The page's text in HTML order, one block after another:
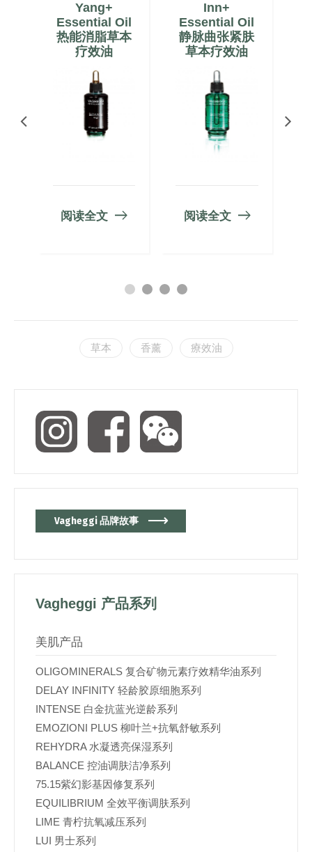
Yang+
Essential Oil
热能消脂草本
疗效油
阅读全文
Inn+
Essential Oil
静脉曲张紧肤
草本疗效油
阅读全文
草本 香薰 療效油
Vagheggi 品牌故事
Vagheggi 产品系列
美肌产品
OLIGOMINERALS 复合矿物元素疗效精华油系列
DELAY INFINITY 轻龄胶原细胞系列
INTENSE 白金抗蓝光逆龄系列
EMOZIONI PLUS 柳叶兰+抗氧舒敏系列
REHYDRA 水凝透亮保湿系列
BALANCE 控油调肤洁净系列
75.15紫幻影基因修复系列
EQUILIBRIUM 全效平衡调肤系列
LIME 青柠抗氧减压系列
LUI 男士系列